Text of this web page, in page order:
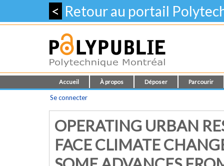
< Retour au portail
Accueil À propos Déposer Parcourir
Se connecter
OPERATING URBAN
FACE CLIMATE